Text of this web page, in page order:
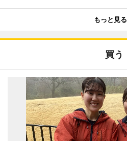
もっと見る
買う